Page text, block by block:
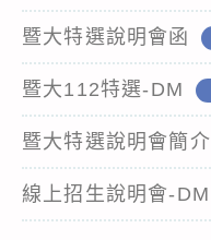
暨大特選說明會函
暨大112特選-DM
暨大特選說明會簡介
線上招生說明會-DM